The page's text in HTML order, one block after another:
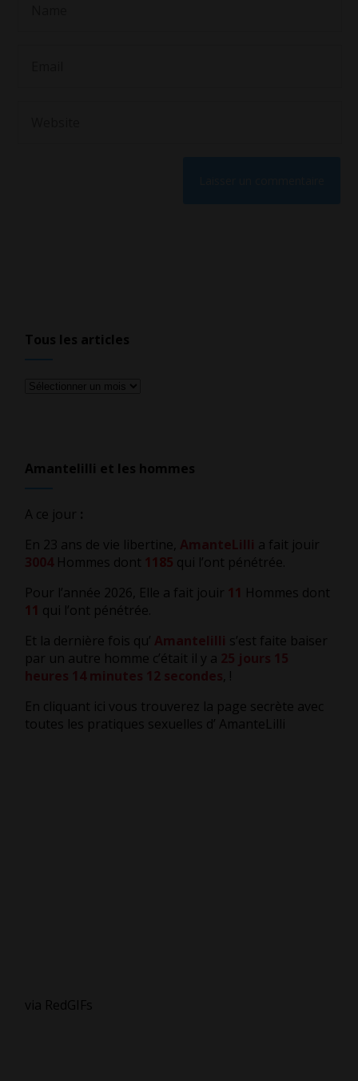
Tous les articles
Tous
Amantelilli et les hommes
A ce jour :
En 23 ans de vie libertine,
a fait jouir
Hommes dont 1185 qui l’ont pénétrée.
Pour l’année 2026, Elle a fait jouir 11 Hommes dont
11 qui l’ont pénétrée.
Et la dernière fois qu’
s’est faite baiser
par un autre homme c’était il y a
!
En cliquant ici vous trouverez la page secrète avec
toutes les pratiques sexuelles d’ AmanteLilli
via RedGIFs